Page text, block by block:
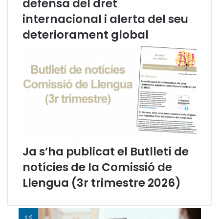
a
a
l
y
a
d
t
è
n
c
e
defensa del dret
internacional i alerta del seu
deteriorament global
Ja s’ha publicat el Butlletí de
notícies de la Comissió de
Llengua (3r trimestre 2026)